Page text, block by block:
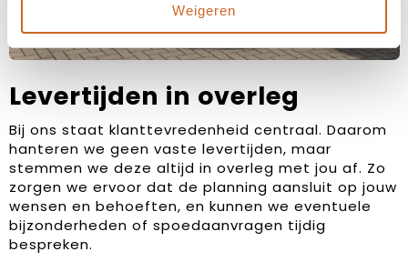
Weigeren
Levertijden in overleg
Bij ons staat klanttevredenheid centraal. Daarom
hanteren we geen vaste levertijden, maar
stemmen we deze altijd in overleg met jou af. Zo
zorgen we ervoor dat de planning aansluit op jouw
wensen en behoeften, en kunnen we eventuele
bijzonderheden of spoedaanvragen tijdig
bespreken.